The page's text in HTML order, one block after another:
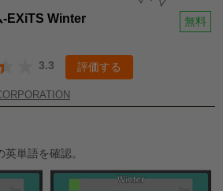
-EXiTS Winter 無料
3.3 評価する
単語を確認。